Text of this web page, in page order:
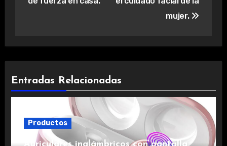
mujer.
Entradas Relacionadas
Productos